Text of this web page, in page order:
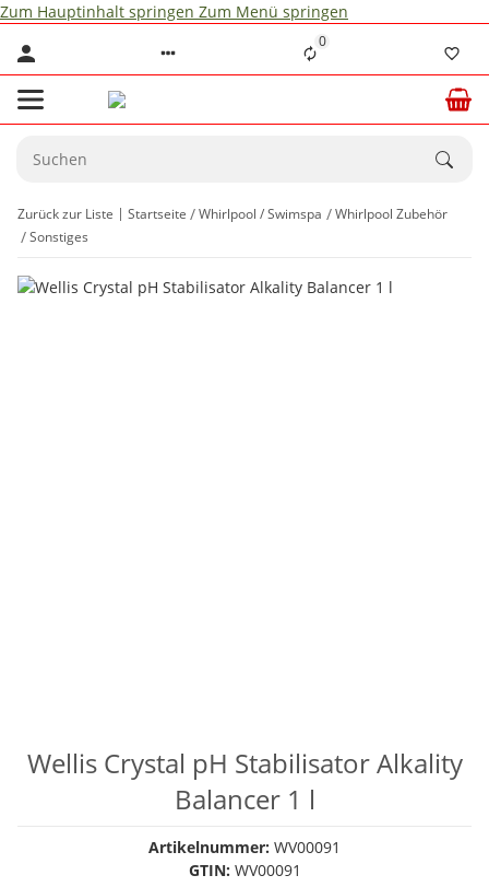
Zum Hauptinhalt springen Zum Menü springen
0
Zurück zur Liste Startseite Whirlpool / Swimspa
Whirlpool Zubehör
Sonstiges
Wellis Crystal pH Stabilisator Alkality
Balancer 1 l
Artikelnummer: WV00091
GTIN: WV00091